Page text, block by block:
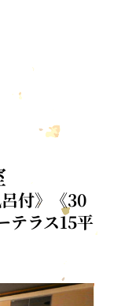
付》《30
テラス15平